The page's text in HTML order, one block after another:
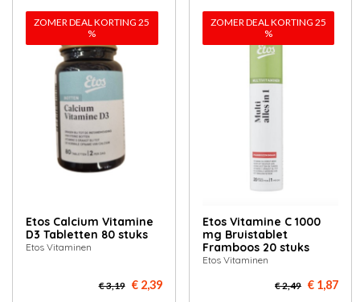
ZOMER DEAL KORTING 25
%
Etos Calcium Vitamine
D3 Tabletten 80 stuks
Etos Vitaminen
€ 3,19 € 2,39
ZOMER DEAL KORTING 25
%
Etos Vitamine C 1000
mg Bruistablet
Framboos 20 stuks
Etos Vitaminen
€ 2,49 € 1,87